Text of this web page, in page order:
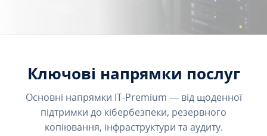
Ключові напрямки послуг
Основні напрямки IT-Premium — від щоденної
підтримки до кібербезпеки, резервного
копіювання, інфраструктури та аудиту.